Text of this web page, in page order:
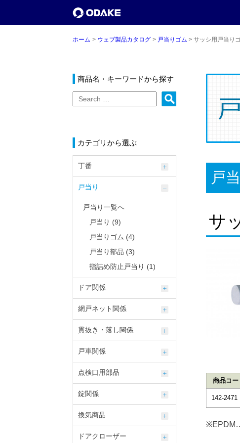
ホーム ウェブ製品カタログ 戸当りゴム サッシ用戸当り
戸
サ
商品コー
142-2471
商品名・キーワードから探す
カテゴリから選ぶ
丁番
戸当り
戸当り一覧へ
戸当り (9)
戸当りゴム (4)
戸当り部品 (3)
指詰め防止戸当り (1)
ドア関係
網戸ネット関係
貫抜き・落し関係
戸車関係
点検口用部品
錠関係
換気商品
ドアクローザー